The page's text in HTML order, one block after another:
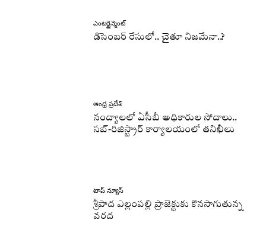
ఎంటర్టైన్మెంట్
డిసెంబర్ రేసులో.. చైతూ నిజమేనా..?
ఆంధ్ర ప్రదేశ్
నంద్యాలలో ఏసీబీ అధికారుల సోదాలు..
సబ్-రిజిస్ట్రార్ కార్యాలయంలో తనిఖీలు
టాప్ న్యూస్
శ్రీపాద ఎల్లంపల్లి ప్రాజెక్టుకు కొనసాగుతున్న
వరద